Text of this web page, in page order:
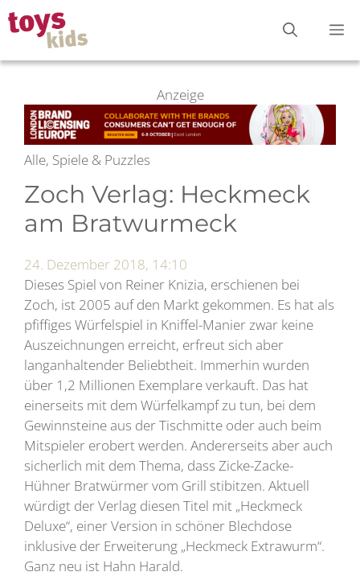
Zum
Inhalt
springen
Anzeige
Alle, Spiele & Puzzles
Zoch Verlag: Heckmeck
am Bratwurmeck
24. Dezember 2018, 14:10
Dieses Spiel von Reiner Knizia, erschienen bei
Zoch, ist 2005 auf den Markt gekommen. Es hat als
pfiffiges Würfelspiel in Kniffel-Manier zwar keine
Auszeichnungen erreicht, erfreut sich aber
langanhaltender Beliebtheit. Immerhin wurden
über 1,2 Millionen Exemplare verkauft. Das hat
einerseits mit dem Würfelkampf zu tun, bei dem
Gewinnsteine aus der Tischmitte oder auch beim
Mitspieler erobert werden. Andererseits aber auch
sicherlich mit dem Thema, dass Zicke-Zacke-
Hühner Bratwürmer vom Grill stibitzen. Aktuell
würdigt der Verlag diesen Titel mit „Heckmeck
Deluxe“, einer Version in schöner Blechdose
inklusive der Erweiterung „Heckmeck Extrawurm“.
Ganz neu ist Hahn Harald.